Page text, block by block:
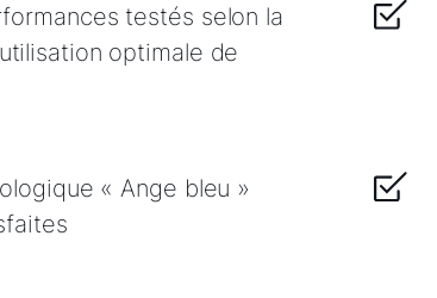
testés selon la
optimale de
« Ange bleu »